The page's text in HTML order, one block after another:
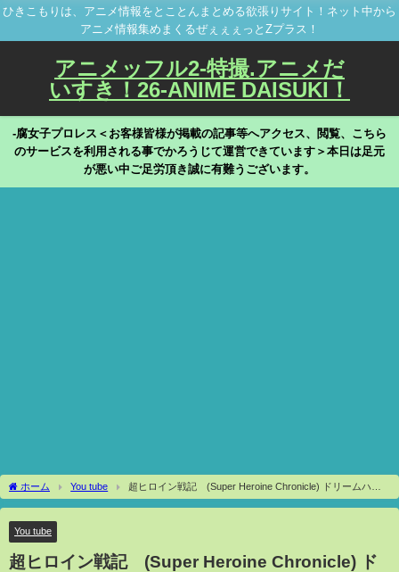
ひきこもりは、アニメ情報をとことんまとめる欲張りサイト！ネット中から
アニメ情報集めまくるぜぇぇぇっとZプラス！
アニメッフル2-特撮.アニメだ
いすき！26-ANIME DAISUKI！
-腐女子プロレス＜お客様皆様が掲載の記事等へアクセス、閲覧、こちら
のサービスを利用される事でかろうじて運営できています＞本日は足元
が悪い中ご足労頂き誠に有難うございます。
ホーム You tube
超ヒロイン戦記 (Super Heroine Chronicle) ドリームハン
ター麗夢 (Dream Hunter Rem)
You tube
超ヒロイン戦記 (Super Heroine Chronicle) ド